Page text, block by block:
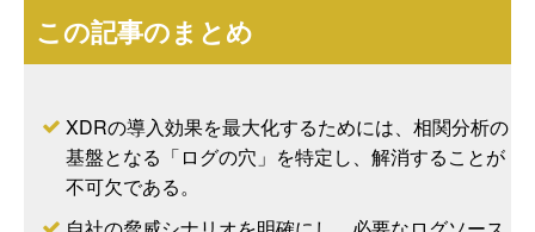
この記事のまとめ
XDRの導入効果を最大化するためには、相関分析の
基盤となる「ログの穴」を特定し、解消することが
不可欠である。